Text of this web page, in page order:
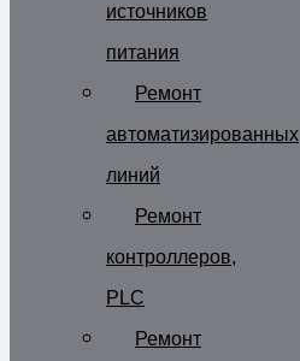
источников
питания
Ремонт
автоматизированных
линий
Ремонт
контроллеров,
PLC
Ремонт